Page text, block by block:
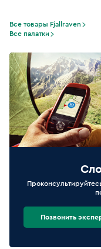
Все товары Fjallraven
Все палатки
Позвонить